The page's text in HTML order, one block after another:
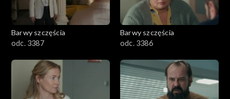
2401–2500
2301–2400
2201–2300
2101–2200
Barwy szczęścia
odc. 3387
Barwy szczęścia
odc. 3386